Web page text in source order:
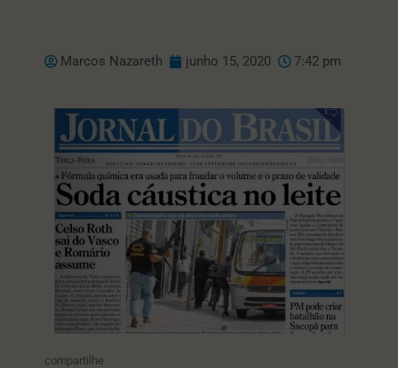
Marcos Nazareth junho 15, 2020 7:42 pm
compartilhe